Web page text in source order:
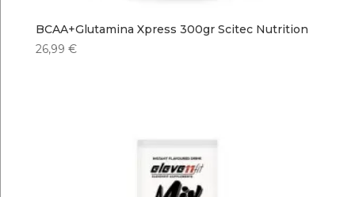
BCAA+Glutamina Xpress 300gr Scitec Nutrition
26,99 €